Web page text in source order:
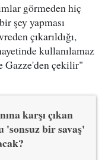
görmeden hiç
şey yapması
çıkarıldığı,
kullanılamaz
Gazze'den çekilir"
karşı çıkan
'sonsuz bir savaş'